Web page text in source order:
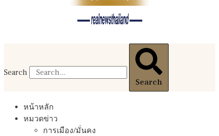
Search
Search
หน้าหลัก
หมวดข่าว
การเมือง/มั่นคง